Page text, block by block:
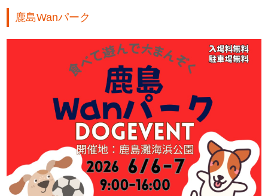
鹿島Wanパーク